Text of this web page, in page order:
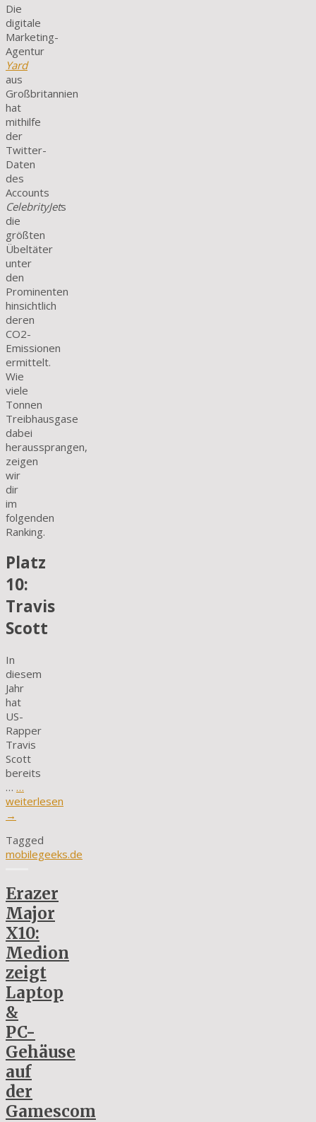
Die
digitale
Marketing-
Agentur
Yard
aus
Großbritannien
hat
mithilfe
der
Twitter-
Daten
des
Accounts
CelebrityJets
die
größten
Übeltäter
unter
den
Prominenten
hinsichtlich
deren
CO2-
Emissionen
ermittelt.
Wie
viele
Tonnen
Treibhausgase
dabei
heraussprangen,
zeigen
wir
dir
im
folgenden
Ranking.
Platz
10:
Travis
Scott
In
diesem
Jahr
hat
US-
Rapper
Travis
Scott
bereits
… …
weiterlesen
→
Tagged
mobilegeeks.de
Erazer
Major
X10:
Medion
zeigt
Laptop
&
PC-
Gehäuse
auf
der
Gamescom